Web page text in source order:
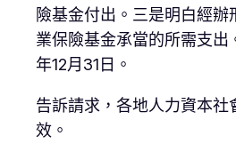
險基金付出。三是明白經
業保險基金承當的所需支出
年12月31日。
告訴請求，各地人力資本
效。